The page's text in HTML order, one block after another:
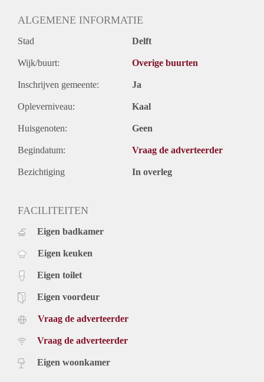
ALGEMENE INFORMATIE
Stad Delft
Wijk/buurt: Overige buurten
Inschrijven gemeente: Ja
Opleverniveau: Kaal
Huisgenoten: Geen
Begindatum: Vraag de adverteerder
Bezichtiging In overleg
FACILITEITEN
Eigen badkamer
Eigen keuken
Eigen toilet
Eigen voordeur
Vraag de adverteerder
Vraag de adverteerder
Eigen woonkamer